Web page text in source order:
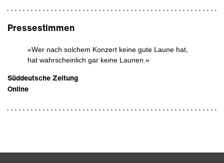
Pressestimmen
«Wer nach solchem Konzert keine gute Laune hat,
hat wahrscheinlich gar keine Launen.»
Süddeutsche Zeitung
Online